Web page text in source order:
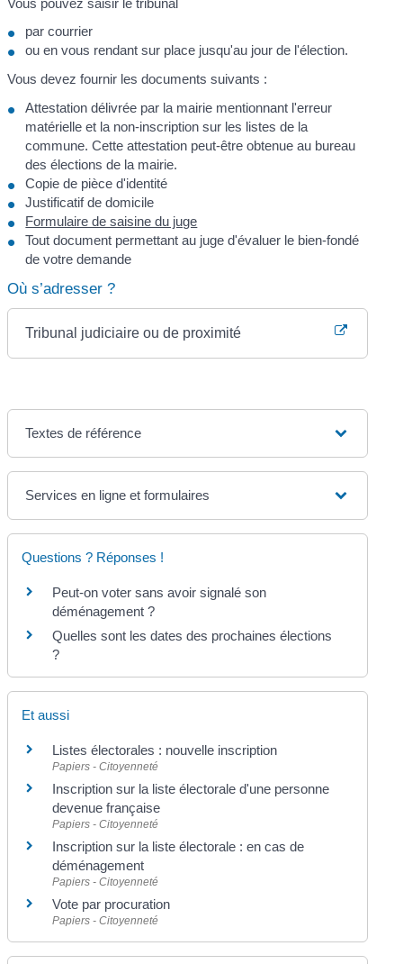
par courrier
ou en vous rendant sur place jusqu'au jour de l'élection.
Vous devez fournir les documents suivants :
Attestation délivrée par la mairie mentionnant l'erreur
matérielle et la non-inscription sur les listes de la
commune. Cette attestation peut-être obtenue au bureau
des élections de la mairie.
Copie de pièce d'identité
Justificatif de domicile
Formulaire de saisine du juge
Tout document permettant au juge d'évaluer le bien-fondé
de votre demande
Où s’adresser ?
Tribunal judiciaire ou de proximité
Textes de référence
Services en ligne et formulaires
Questions ? Réponses !
Peut-on voter sans avoir signalé son
déménagement ?
Quelles sont les dates des prochaines élections
?
Et aussi
Listes électorales : nouvelle inscription
Papiers - Citoyenneté
Inscription sur la liste électorale d'une personne
devenue française
Papiers - Citoyenneté
Inscription sur la liste électorale : en cas de
déménagement
Papiers - Citoyenneté
Vote par procuration
Papiers - Citoyenneté